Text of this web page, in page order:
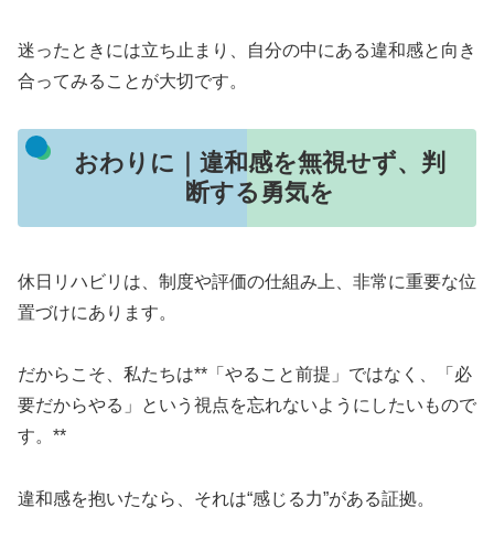
迷ったときには立ち止まり、自分の中にある違和感と向き
合ってみることが大切です。
おわりに｜違和感を無視せず、判
断する勇気を
休日リハビリは、制度や評価の仕組み上、非常に重要な位
置づけにあります。
だからこそ、私たちは**「やること前提」ではなく、「必
要だからやる」という視点を忘れないようにしたいもので
す。**
違和感を抱いたなら、それは“感じる力”がある証拠。